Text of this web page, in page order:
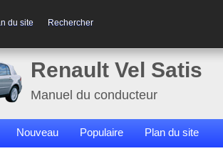
du site Rechercher
Renault Vel Satis
Manuel du conducteur
Nouveau Populaire Plan du site